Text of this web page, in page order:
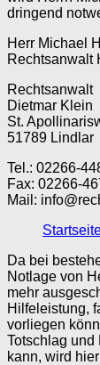
dringend
Herr Michael
Rechtsanwalt
Rechtsanwalt
Dietmar Klein
St.
51789 Lindlar
Tel.: 02266-
Fax: 02266-
Mail:
Da bei
Notlage von
mehr
Hilfeleistung,
vorliegen
Totschlag und
kann, wird